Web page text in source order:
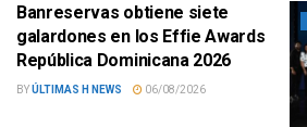
Banreservas obtiene siete
galardones en los Effie Awards
República Dominicana 2026
BYÚLTIMAS H NEWS 06/08/2026